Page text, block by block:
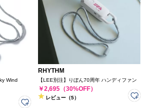
Wind
RHYTHM
【LEE別注】りぼん70周年 ハンディファン
￥2,695（30%OFF）
レビュー（5）